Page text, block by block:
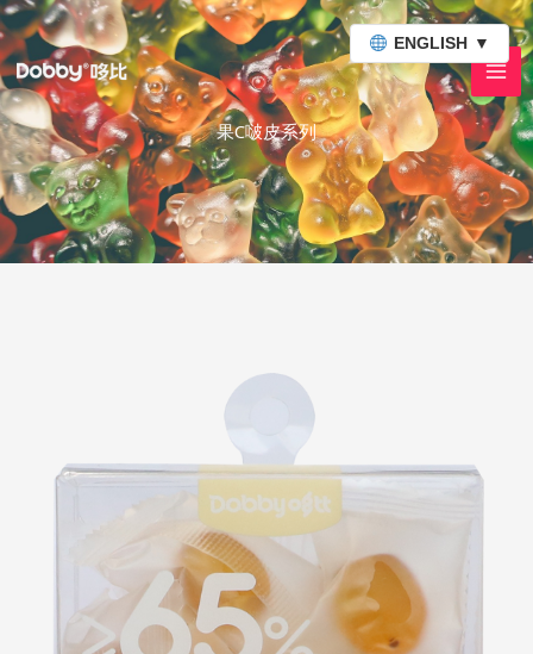
ENGLISH ▼
跳
至
内
容
果C啵皮系列